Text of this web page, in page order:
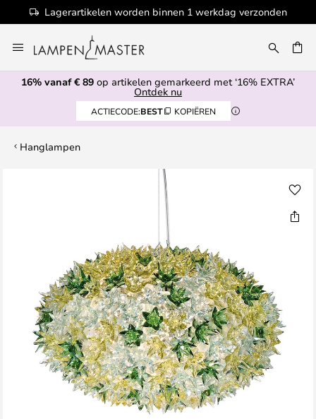
Lagerartikelen worden binnen 1 werkdag verzonden
naar
de
inhoud
16% vanaf € 89 op artikelen gemarkeerd met ‘16% EXTRA’
Ontdek nu
ACTIECODE:BEST KOPIËREN
Hanglampen
afbeeldingen-